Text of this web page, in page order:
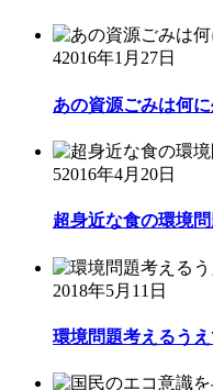
42016年1月27日
あの資源ごみは何
52016年4月20日
超身近な食の環境
2018年5月11日
環境問題考えるう